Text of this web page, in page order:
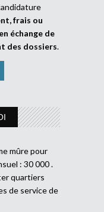
frais ou
échange de
des dossiers.
mûre pour
: 30 000 .
quartiers
de service de